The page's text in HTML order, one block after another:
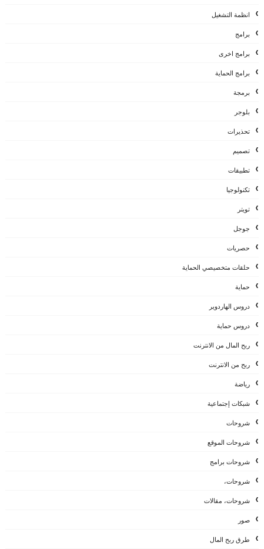
انظمة التشغيل
برامج
برامج اخرى
برامج الحماية
برمجة
بلوجر
تحذيرات
تصميم
تطبيقات
تكنولوجيا
تويتر
جوجل
حصريات
حلقات متخصيصي الحماية
حماية
دروس الهاردوير
دروس حماية
ربح المال من الانترنت
ربح من الانترنت
رياضة
شبكات إجتماعية
شروحات
شروحات الموقع
شروحات برامج
شروحات،
شروحات، مقالات
صور
طرق ربح المال